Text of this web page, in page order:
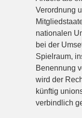
Verordnung
nationalen
bei der
Spielraum,
Benennung
wird der
künftig
verbindlich